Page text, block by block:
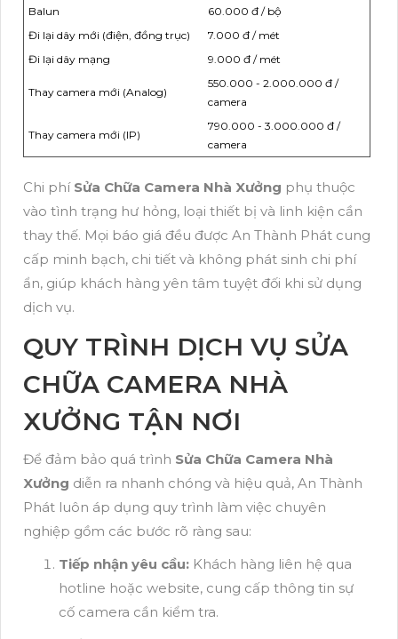
Balun
60.000 đ / bộ
Đi lại dây mới (điện, đồng trục)
7.000 đ / mét
Đi lại dây mạng
9.000 đ / mét
Thay camera mới (Analog)
550.000 - 2.000.000 đ /
camera
Thay camera mới (IP)
790.000 - 3.000.000 đ /
camera
Chi phí Sửa Chữa Camera Nhà Xưởng phụ thuộc
vào tình trạng hư hỏng, loại thiết bị và linh kiện cần
thay thế. Mọi báo giá đều được An Thành Phát cung
cấp minh bạch, chi tiết và không phát sinh chi phí
ẩn, giúp khách hàng yên tâm tuyệt đối khi sử dụng
dịch vụ.
QUY TRÌNH DỊCH VỤ SỬA
CHỮA CAMERA NHÀ
XƯỞNG TẬN NƠI
Để đảm bảo quá trình Sửa Chữa Camera Nhà
Xưởng diễn ra nhanh chóng và hiệu quả, An Thành
Phát luôn áp dụng quy trình làm việc chuyên
nghiệp gồm các bước rõ ràng sau:
Tiếp nhận yêu cầu: Khách hàng liên hệ qua
hotline hoặc website, cung cấp thông tin sự
cố camera cần kiểm tra.